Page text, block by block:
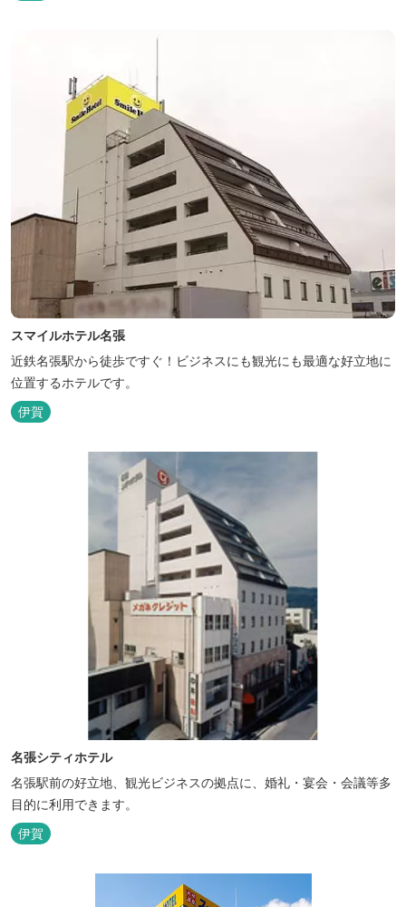
スマイルホテル名張
近鉄名張駅から徒歩ですぐ！ビジネスにも観光にも最適な好立地に
位置するホテルです。
伊賀
名張シティホテル
名張駅前の好立地、観光ビジネスの拠点に、婚礼・宴会・会議等多
目的に利用できます。
伊賀